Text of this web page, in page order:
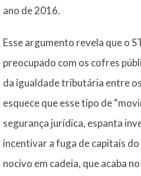
ano de 2016.
Esse argumento revela que o
preocupado com os cofres
da igualdade tributária entre
esquece que esse tipo de
segurança jurídica, espanta
incentivar a fuga de capitais
nocivo em cadeia, que acaba